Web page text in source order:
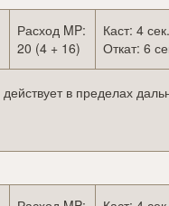
Расход MP:
20 (4 + 16)
Каст: 4 сек.
Откат: 6
в пределах